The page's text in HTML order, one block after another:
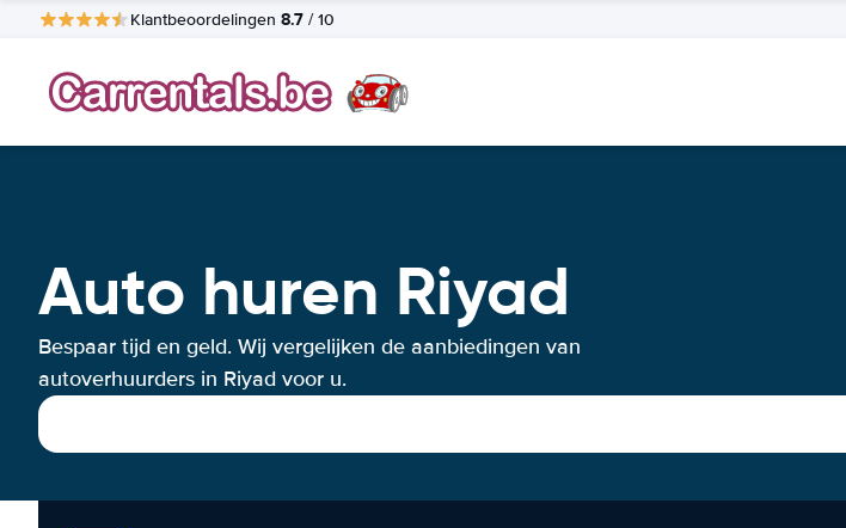
Klantbeoordelingen 8.7 / 10
Auto huren Riyad
Bespaar tijd en geld. Wij vergelijken de aanbiedingen van
autoverhuurders in Riyad voor u.